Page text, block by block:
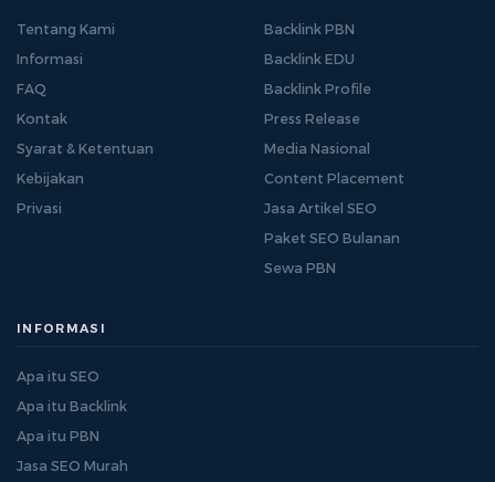
Tentang Kami
Informasi
FAQ
Kontak
Syarat & Ketentuan
Kebijakan
Privasi
Backlink PBN
Backlink EDU
Backlink Profile
Press Release
Media Nasional
Content Placement
Jasa Artikel SEO
Paket SEO Bulanan
Sewa PBN
INFORMASI
Apa itu SEO
Apa itu Backlink
Apa itu PBN
Jasa SEO Murah